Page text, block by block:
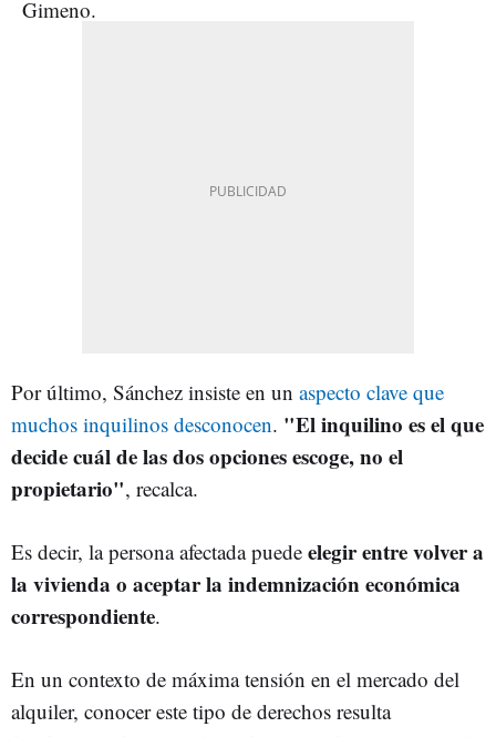
Por último, Sánchez insiste en un aspecto clave que
muchos inquilinos desconocen. "El inquilino es el que
decide cuál de las dos opciones escoge, no el
propietario", recalca.
Es decir, la persona afectada puede elegir entre volver a
la vivienda o aceptar la indemnización económica
correspondiente.
En un contexto de máxima tensión en el mercado del
alquiler, conocer este tipo de derechos resulta